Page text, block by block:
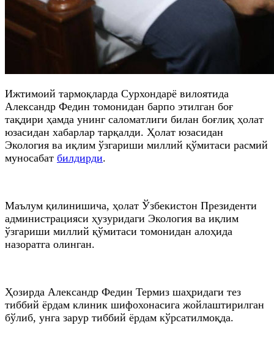
Ижтимоий тармоқларда Сурхондарё вилоятида
Александр Федин томонидан барпо этилган боғ
тақдири ҳамда унинг саломатлиги билан боғлиқ ҳолат
юзасидан хабарлар тарқалди. Ҳолат юзасидан
Экология ва иқлим ўзгариши миллий қўмитаси расмий
муносабат билдирди.
Маълум қилинишича, ҳолат Ўзбекистон Президенти
администрацияси ҳузуридаги Экология ва иқлим
ўзгариши миллий қўмитаси томонидан алоҳида
назоратга олинган.
Ҳозирда Александр Федин Термиз шаҳридаги тез
тиббий ёрдам клиник шифохонасига жойлаштирилган
бўлиб, унга зарур тиббий ёрдам кўрсатилмоқда.